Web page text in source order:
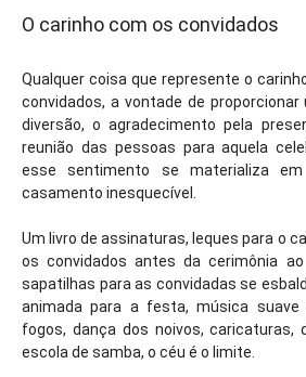
O carinho com os convidados
Qualquer coisa que represente o
convidados, a vontade de
diversão, o agradecimento pela
reunião das pessoas para aquela
esse sentimento se materializa
casamento inesquecível.
Um livro de assinaturas, leques para o
os convidados antes da cerimônia
sapatilhas para as convidadas se
animada para a festa, música suave
fogos, dança dos noivos, caricaturas,
escola de samba, o céu é o limite.